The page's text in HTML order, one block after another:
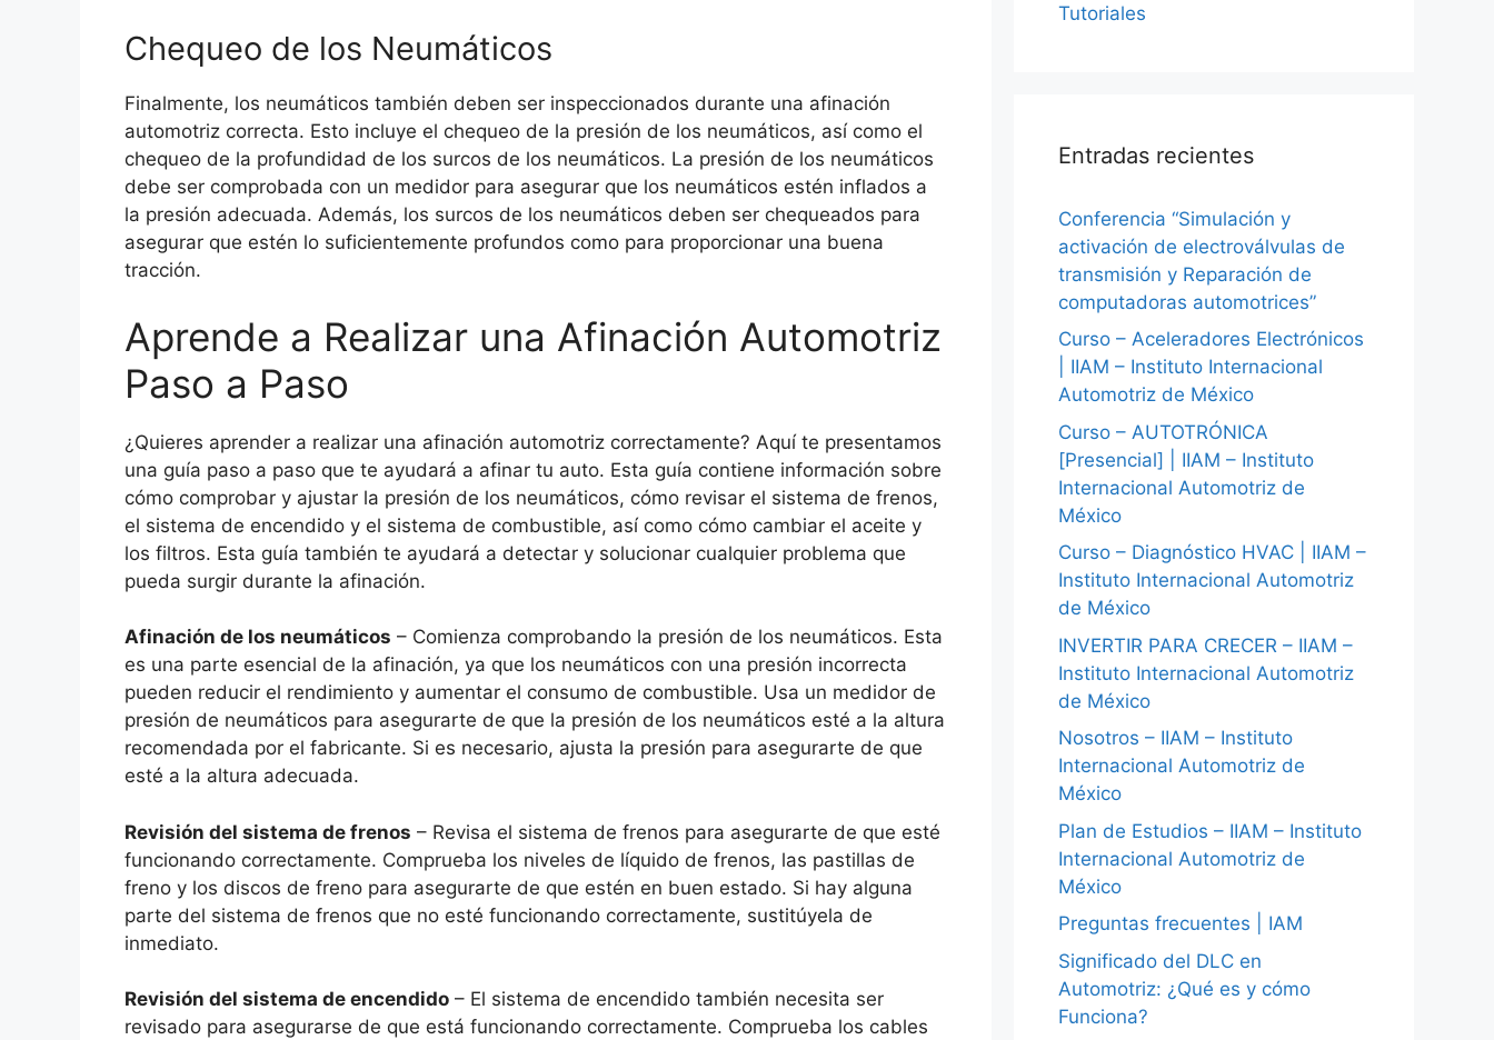
Chequeo de los Neumáticos
Finalmente, los neumáticos también deben ser inspeccionados durante una afinación
automotriz correcta. Esto incluye el chequeo de la presión de los neumáticos, así como el
chequeo de la profundidad de los surcos de los neumáticos. La presión de los neumáticos
debe ser comprobada con un medidor para asegurar que los neumáticos estén inflados a
la presión adecuada. Además, los surcos de los neumáticos deben ser chequeados para
asegurar que estén lo suficientemente profundos como para proporcionar una buena
tracción.
Aprende a Realizar una Afinación Automotriz
Paso a Paso
¿Quieres aprender a realizar una afinación automotriz correctamente? Aquí te presentamos
una guía paso a paso que te ayudará a afinar tu auto. Esta guía contiene información sobre
cómo comprobar y ajustar la presión de los neumáticos, cómo revisar el sistema de frenos,
el sistema de encendido y el sistema de combustible, así como cómo cambiar el aceite y
los filtros. Esta guía también te ayudará a detectar y solucionar cualquier problema que
pueda surgir durante la afinación.
Afinación de los neumáticos – Comienza comprobando la presión de los neumáticos. Esta
es una parte esencial de la afinación, ya que los neumáticos con una presión incorrecta
pueden reducir el rendimiento y aumentar el consumo de combustible. Usa un medidor de
presión de neumáticos para asegurarte de que la presión de los neumáticos esté a la altura
recomendada por el fabricante. Si es necesario, ajusta la presión para asegurarte de que
esté a la altura adecuada.
Revisión del sistema de frenos – Revisa el sistema de frenos para asegurarte de que esté
funcionando correctamente. Comprueba los niveles de líquido de frenos, las pastillas de
freno y los discos de freno para asegurarte de que estén en buen estado. Si hay alguna
parte del sistema de frenos que no esté funcionando correctamente, sustitúyela de
inmediato.
Revisión del sistema de encendido – El sistema de encendido también necesita ser
revisado para asegurarse de que está funcionando correctamente. Comprueba los cables
Tutoriales
Entradas recientes
Conferencia “Simulación y
activación de electroválvulas de
transmisión y Reparación de
computadoras automotrices”
Curso – Aceleradores Electrónicos
| IIAM – Instituto Internacional
Automotriz de México
Curso – AUTOTRÓNICA
[Presencial] | IIAM – Instituto
Internacional Automotriz de
México
Curso – Diagnóstico HVAC | IIAM –
Instituto Internacional Automotriz
de México
INVERTIR PARA CRECER – IIAM –
Instituto Internacional Automotriz
de México
Nosotros – IIAM – Instituto
Internacional Automotriz de
México
Plan de Estudios – IIAM – Instituto
Internacional Automotriz de
México
Preguntas frecuentes | IAM
Significado del DLC en
Automotriz: ¿Qué es y cómo
Funciona?